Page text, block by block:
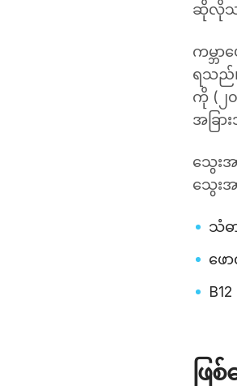
ဆိုလို
ကမ္ဘာ
ရသည်။
ကို (၂
အခြာ
သွေးအ
သွေးအာ
သံဓ
ဖေ
ဖြ